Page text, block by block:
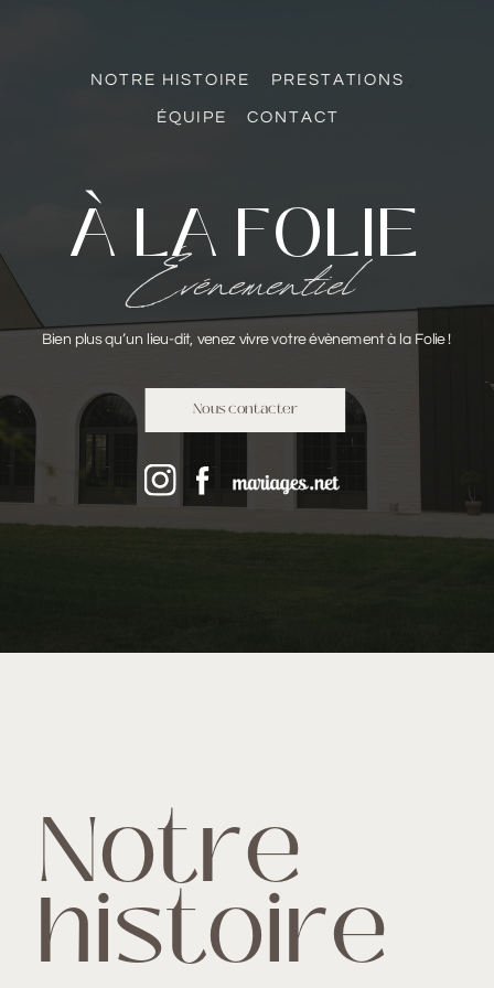
Nous contacter
Bien plus qu’un lieu-dit, venez vivre votre évènement à la Folie !
Événementiel
À LA FOLIE
NOTRE HISTOIRE PRESTATIONS
ÉQUIPE CONTACT
Notre
histoire